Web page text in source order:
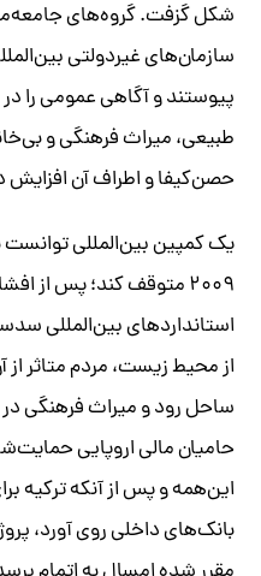
شکل گزفت. گروه‌های
سازمان‌های غیردولتی
پیوستند و آگاهی‌ عمومی را
حصن‌کیفا و اطراف آن افزایش
یک کمپین بین‌المللی
۲۰۰۹ متوقف کند؛ پس از
استانداردهای بین‌المللی
از محیط زیست، مردم متاثر از
ساحل رود و میراث فرهنگی
حامیان مالی اروپایی
این‌همه و پس از آنکه ترکیه
بانک‌های داخلی روی آورد،